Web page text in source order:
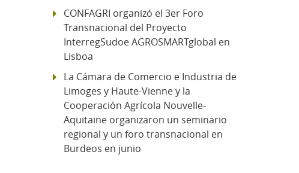
CONFAGRI organizó el 3er Foro
Transnacional del Proyecto
InterregSudoe AGROSMARTglobal en
Lisboa
La Cámara de Comercio e Industria de
Limoges y Haute-Vienne y la
Cooperación Agrícola Nouvelle-
Aquitaine organizaron un seminario
regional y un foro transnacional en
Burdeos en junio